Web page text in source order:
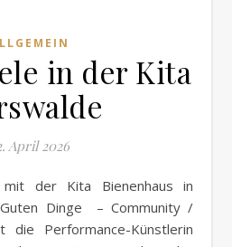
in der Kita
April 2026
Dinge – Community /
Performance-Künstlerin